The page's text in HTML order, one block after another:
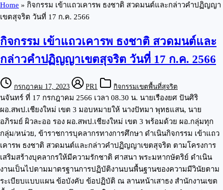
Home » กิจกรรม เข้าแถวเคารพ ธงชาติ สวดมนต์และกล่าวคำปฏิญญา
เขตสุจริต วันที่ 17 ก.ค. 2566
กิจกรรม เข้าแถวเคารพ ธงชาติ สวดมนต์และ
กล่าวคำปฏิญญาเขตสุจริต วันที่ 17 ก.ค. 2566
กรกฎาคม 17, 2023 PR1 กิจกรรมเขตพื้นที่สุจริต
นจันทร์ ที่ 17 กรกฎาคม 2566 เวลา 08.30 น. นายเรืองยศ ปันศิริ
ผอ.สพป.เชียงใหม่ เขต 3 มอบหมายให้ นางปัทมา พุทธแสน, นาย
อภิรมย์ ผิวละออ รอง ผอ.สพป.เชียงใหม่ เขต 3 พร้อมด้วย ผอ.กลุ่มทุก
กลุ่ม/หน่วย, ข้าราชการบุคลากรทางการศึกษา ดำเนินกิจกรรม เข้าแถว
เคารพ ธงชาติ สวดมนต์และกล่าวคำปฏิญญาเขตสุจริต ตามโครงการ
เสริมสร้างบุคลากรให้มีความรักชาติ ศาสนา พระมหากษัตริย์ ดำเนิน
งานเป็นไปตามมาตรฐานการปฏิบัติงานบนพื้นฐานของความมีวินัยตาม
ระเบียบแบบแผน ข้อบังคับ ข้อปฏิบัติ ณ ลานหน้าเสาธง สำนักงานเขต